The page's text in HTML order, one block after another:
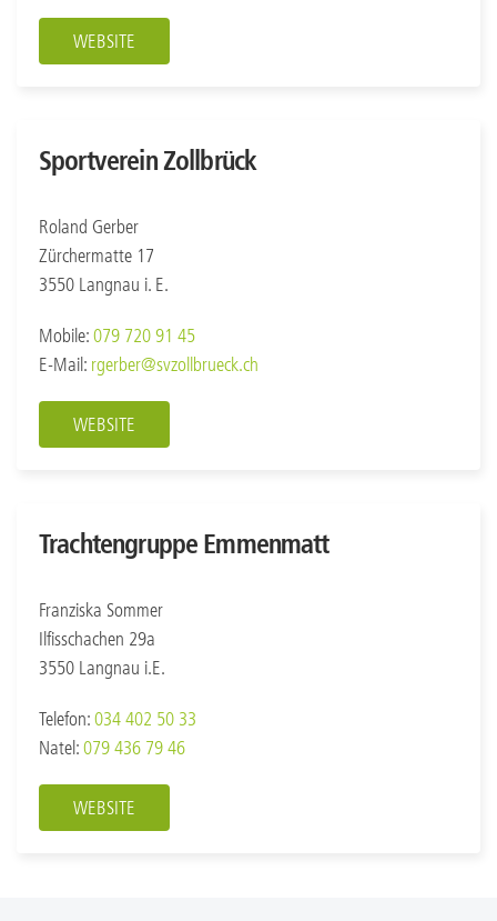
WEBSITE
Sportverein Zollbrück
Roland Gerber
Zürchermatte 17
3550 Langnau i. E.
Mobile: 079 720 91 45
E-Mail: rgerber@svzollbrueck.ch
WEBSITE
Trachtengruppe Emmenmatt
Franziska Sommer
Ilfisschachen 29a
3550 Langnau i.E.
Telefon: 034 402 50 33
Natel: 079 436 79 46
WEBSITE